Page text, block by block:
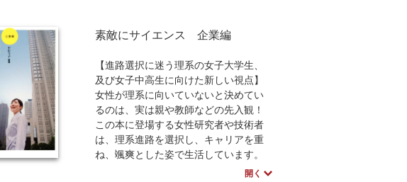
素敵にサイエンス 企業編
【進路選択に迷う理系の女子大学生、
及び女子中高生に向けた新しい視点】
女性が理系に向いていないと決めてい
るのは、実は親や教師などの先入観！
この本に登場する女性研究者や技術者
は、理系進路を選択し、キャリアを重
ね、颯爽とした姿で生活しています。
先輩の進路選択のきっかけと今を知る
開く